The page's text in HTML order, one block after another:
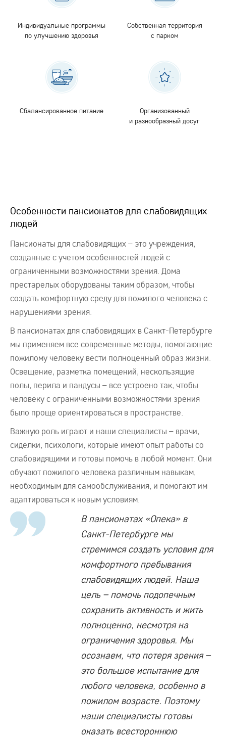
Индивидуальные программы
по улучшению здоровья
Собственная территория
с парком
Сбалансированное питание
Организованный
и разнообразный досуг
Особенности пансионатов для слабовидящих
людей
Пансионаты для слабовидящих – это учреждения,
созданные с учетом особенностей людей с
ограниченными возможностями зрения. Дома
престарелых оборудованы таким образом, чтобы
создать комфортную среду для пожилого человека с
нарушениями зрения.
В пансионатах для слабовидящих в Санкт-Петербурге
мы применяем все современные методы, помогающие
пожилому человеку вести полноценный образ жизни.
Освещение, разметка помещений, нескользящие
полы, перила и пандусы – все устроено так, чтобы
человеку с ограниченными возможностями зрения
было проще ориентироваться в пространстве.
Важную роль играют и наши специалисты – врачи,
сиделки, психологи, которые имеют опыт работы со
слабовидящими и готовы помочь в любой момент. Они
обучают пожилого человека различным навыкам,
необходимым для самообслуживания, и помогают им
адаптироваться к новым условиям.
В пансионатах «Опека» в
Санкт-Петербурге мы
стремимся создать условия для
комфортного пребывания
слабовидящих людей. Наша
цель – помочь подопечным
сохранить активность и жить
полноценно, несмотря на
ограничения здоровья. Мы
осознаем, что потеря зрения –
это большое испытание для
любого человека, особенно в
пожилом возрасте. Поэтому
наши специалисты готовы
оказать всестороннюю